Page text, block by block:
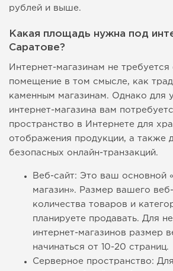
рублей и выше.
Какая площадь нужна под
Саратове?
Интернет-магазинам не требуется
помещение в том смысле, как
каменным магазинам. Однако для
интернет-магазина вам
пространство в Интернете для
отображения продукции, а также
безопасных онлайн-транзакций.
Веб-сайт: Это ваш основной
магазин». Размер вашего
количества товаров и
планируете продавать. Для
интернет-магазинов размер
начинаться от 10-20 страниц.
Серверное пространство: